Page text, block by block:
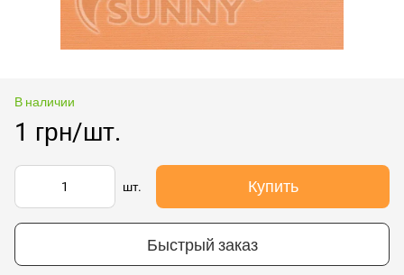
В наличии
1 грн/шт.
шт. Купить
Быстрый заказ